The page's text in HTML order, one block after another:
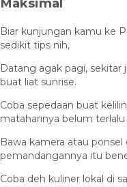
Biar kunjungan kamu ke
sedikit tips nih,
Datang agak pagi,
buat liat sunrise.
Coba sepedaan buat
mataharinya belum terlalu
Bawa kamera atau
pemandangannya itu
Coba deh kuliner lokal di